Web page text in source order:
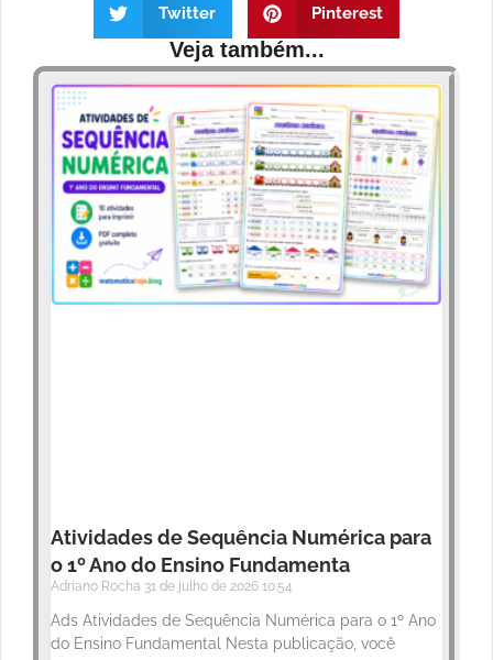
Twitter Pinterest
Veja também...
Atividades de Sequência Numérica para
o 1º Ano do Ensino Fundamenta
Adriano Rocha 31 de julho de 2026 10:54
Ads Atividades de Sequência Numérica para o 1º Ano
do Ensino Fundamental Nesta publicação, você